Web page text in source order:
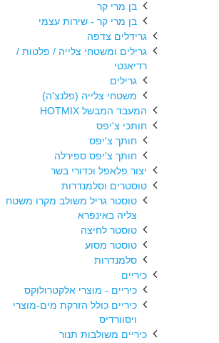
בן מרי קר
בן מרי קר - שירות עצמי
גרידלים צדפה
גרילים ומשטחי צלייה / פלטות /
רדיאנטי
גרילים
משטחי צלייה (פלנצ'ה)
המעבד המבשל HOTMIX
חותכי צ'יפס
חותך צ'יפס
חותך צ'יפס ספירלה
יצור פלאפל וכדורי בשר
טוסטרים וסלמנדרות
טוסטר גריל משולב מקרו משטח
צליה באינפרא
טוסטר לחיצה
טוסטר מסוע
סלמנדרות
כיריים
כיריים - מוצרי אלקטרולוקס
כיריים כולל הזרקת מים-מוצרי
ויסוורדיס
כיריים משולבות תנור